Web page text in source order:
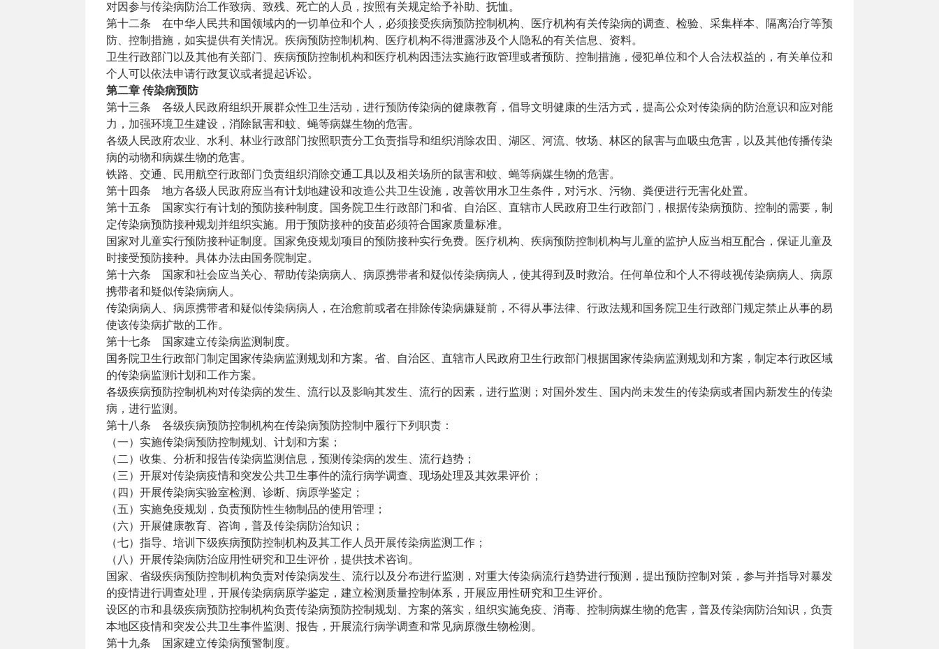
对因参与传染病防治工作致病、致残、死亡的人员，按照有关规定给予补助、抚恤。
第十二条 在中华人民共和国领域内的一切单位和个人，必须接受疾病预防控制机构、医疗机构有关传染病的调查、检验、采集样本、隔离治疗等预
防、控制措施，如实提供有关情况。疾病预防控制机构、医疗机构不得泄露涉及个人隐私的有关信息、资料。
卫生行政部门以及其他有关部门、疾病预防控制机构和医疗机构因违法实施行政管理或者预防、控制措施，侵犯单位和个人合法权益的，有关单位和
个人可以依法申请行政复议或者提起诉讼。
第二章 传染病预防
第十三条 各级人民政府组织开展群众性卫生活动，进行预防传染病的健康教育，倡导文明健康的生活方式，提高公众对传染病的防治意识和应对能
力，加强环境卫生建设，消除鼠害和蚊、蝇等病媒生物的危害。
各级人民政府农业、水利、林业行政部门按照职责分工负责指导和组织消除农田、湖区、河流、牧场、林区的鼠害与血吸虫危害，以及其他传播传染
病的动物和病媒生物的危害。
铁路、交通、民用航空行政部门负责组织消除交通工具以及相关场所的鼠害和蚊、蝇等病媒生物的危害。
第十四条 地方各级人民政府应当有计划地建设和改造公共卫生设施，改善饮用水卫生条件，对污水、污物、粪便进行无害化处置。
第十五条 国家实行有计划的预防接种制度。国务院卫生行政部门和省、自治区、直辖市人民政府卫生行政部门，根据传染病预防、控制的需要，制
定传染病预防接种规划并组织实施。用于预防接种的疫苗必须符合国家质量标准。
国家对儿童实行预防接种证制度。国家免疫规划项目的预防接种实行免费。医疗机构、疾病预防控制机构与儿童的监护人应当相互配合，保证儿童及
时接受预防接种。具体办法由国务院制定。
第十六条 国家和社会应当关心、帮助传染病病人、病原携带者和疑似传染病病人，使其得到及时救治。任何单位和个人不得歧视传染病病人、病原
携带者和疑似传染病病人。
传染病病人、病原携带者和疑似传染病病人，在治愈前或者在排除传染病嫌疑前，不得从事法律、行政法规和国务院卫生行政部门规定禁止从事的易
使该传染病扩散的工作。
第十七条 国家建立传染病监测制度。
国务院卫生行政部门制定国家传染病监测规划和方案。省、自治区、直辖市人民政府卫生行政部门根据国家传染病监测规划和方案，制定本行政区域
的传染病监测计划和工作方案。
各级疾病预防控制机构对传染病的发生、流行以及影响其发生、流行的因素，进行监测；对国外发生、国内尚未发生的传染病或者国内新发生的传染
病，进行监测。
第十八条 各级疾病预防控制机构在传染病预防控制中履行下列职责：
（一）实施传染病预防控制规划、计划和方案；
（二）收集、分析和报告传染病监测信息，预测传染病的发生、流行趋势；
（三）开展对传染病疫情和突发公共卫生事件的流行病学调查、现场处理及其效果评价；
（四）开展传染病实验室检测、诊断、病原学鉴定；
（五）实施免疫规划，负责预防性生物制品的使用管理；
（六）开展健康教育、咨询，普及传染病防治知识；
（七）指导、培训下级疾病预防控制机构及其工作人员开展传染病监测工作；
（八）开展传染病防治应用性研究和卫生评价，提供技术咨询。
国家、省级疾病预防控制机构负责对传染病发生、流行以及分布进行监测，对重大传染病流行趋势进行预测，提出预防控制对策，参与并指导对暴发
的疫情进行调查处理，开展传染病病原学鉴定，建立检测质量控制体系，开展应用性研究和卫生评价。
设区的市和县级疾病预防控制机构负责传染病预防控制规划、方案的落实，组织实施免疫、消毒、控制病媒生物的危害，普及传染病防治知识，负责
本地区疫情和突发公共卫生事件监测、报告，开展流行病学调查和常见病原微生物检测。
第十九条 国家建立传染病预警制度。